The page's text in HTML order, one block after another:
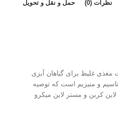
نظرات (0) حمل و نقل و تحویل
غلیظ برای گیاهان آبزی
و منیزیم است که توصیه
کربن و مستر لاین میکرو